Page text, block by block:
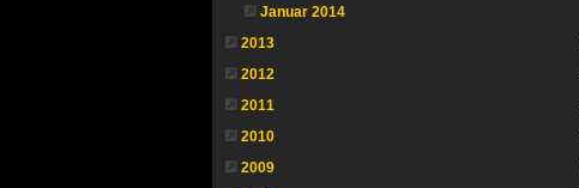
Januar 2014
2013
2012
2011
2010
2009